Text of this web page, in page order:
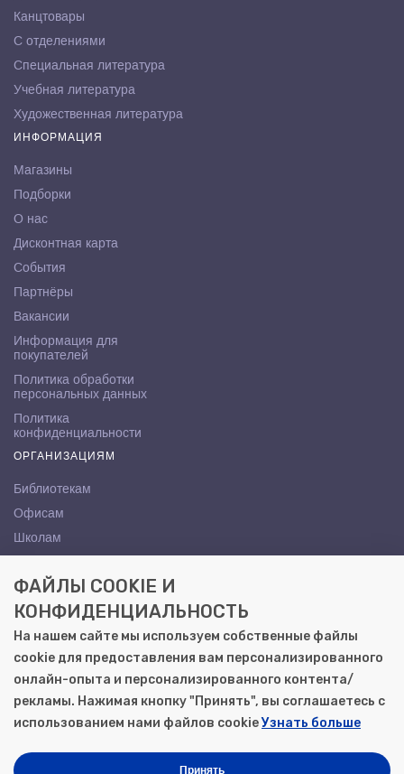
Канцтовары
С отделениями
Специальная литература
Учебная литература
Художественная литература
ИНФОРМАЦИЯ
Магазины
Подборки
О нас
Дисконтная карта
События
Партнёры
Вакансии
Информация для
покупателей
Политика обработки
персональных данных
Политика
конфиденциальности
ОРГАНИЗАЦИЯМ
Библиотекам
Офисам
Школам
КОНТАКТЫ
Саратов, ул. Осипова, 10А
+7 (8452) 72-65-65
gemera@moya-kniga.ru
Моя книга | Сеть книжных магазинов в Саратове
ФАЙЛЫ COOKIE И
КОНФИДЕНЦИАЛЬНОСТЬ
На нашем сайте мы используем собственные файлы
cookie для предоставления вам персонализированного
онлайн-опыта и персонализированного контента/
рекламы. Нажимая кнопку "Принять", вы соглашаетесь с
использованием нами файлов cookieУзнать больше
Принять